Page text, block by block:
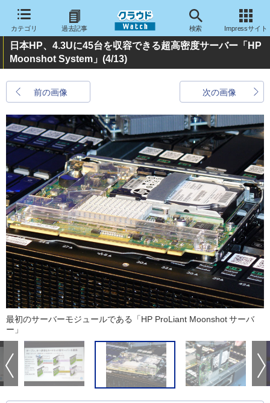
カテゴリ 過去記事 検索 Impressサイト
日本HP、4.3Uに45台を収容できる超高密度サーバー「HP
Moonshot System」 (4/13)
前の画像 次の画像
最初のサーバーモジュールである「HP ProLiant Moonshot サーバ
ー」